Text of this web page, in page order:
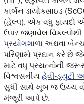
કાર્બન ડાયોક્સાઇડ
(હેલ્પ). એક વધુ ફાયદો
ઉપર જણાવેલ વિકલ્પોથી
પ્રયોગશાળાઅથવા
પરિણામો પ્રદાન કરે છે
માટે વધુ પ્રયત્નોની
વિશ્વસનીયહેવી-ડ્યુટી
સુધી સાથે ખૂબ જ ઉચ્ચ
મંજૂરી આપે છે.